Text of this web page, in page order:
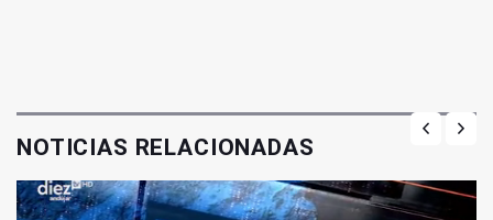
NOTICIAS RELACIONADAS